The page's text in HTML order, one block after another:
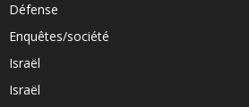
Défense
Enquêtes/société
Israël
Israël